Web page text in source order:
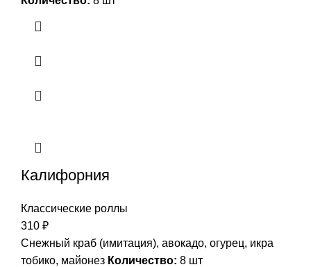
Калифорния
Классические роллы
310 ₽
Снежный краб (имитация), авокадо, огурец, икра
тобико, майонез Количество: 8 шт